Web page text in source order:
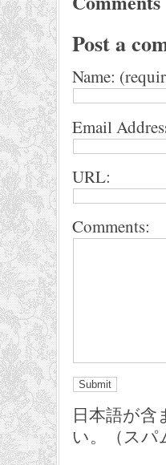
Post a
Name:
Email
URL:
Comments:
日本語が
い。（スパ